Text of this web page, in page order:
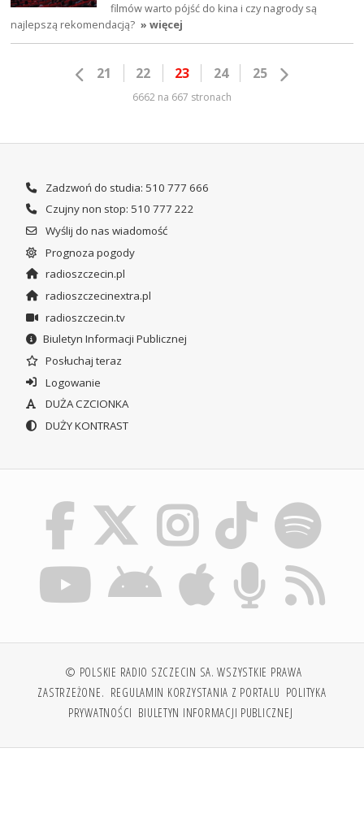
filmów warto pójść do kina i czy nagrody są
najlepszą rekomendacją? » więcej
21 22 23 24 25
6662 na 667 stronach
Zadzwoń do studia: 510 777 666
Czujny non stop: 510 777 222
Wyślij do nas wiadomość
Prognoza pogody
radioszczecin.pl
radioszczecinextra.pl
radioszczecin.tv
Biuletyn Informacji Publicznej
Posłuchaj teraz
Logowanie
DUŻA CZCIONKA
DUŻY KONTRAST
© POLSKIE RADIO SZCZECIN SA. WSZYSTKIE PRAWA
ZASTRZEŻONE. REGULAMIN KORZYSTANIA Z PORTALU POLITYKA
PRYWATNOŚCI BIULETYN INFORMACJI PUBLICZNEJ